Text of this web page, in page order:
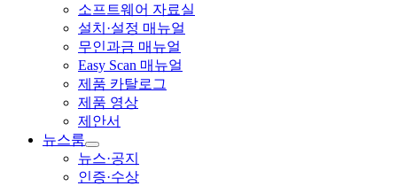
소프트웨어 자료실
설치·설정 매뉴얼
무인과금 매뉴얼
Easy Scan 매뉴얼
제품 카탈로그
제품 영상
제안서
뉴스룸
뉴스·공지
인증·수상